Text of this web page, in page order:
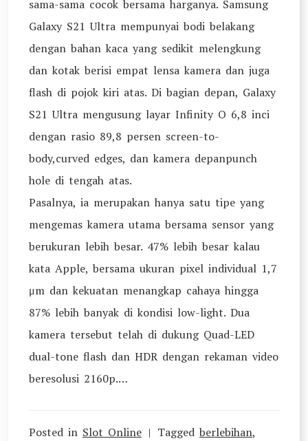
sama-sama cocok bersama harganya. Samsung
Galaxy S21 Ultra mempunyai bodi belakang
dengan bahan kaca yang sedikit melengkung
dan kotak berisi empat lensa kamera dan juga
flash di pojok kiri atas. Di bagian depan, Galaxy
S21 Ultra mengusung layar Infinity O 6,8 inci
dengan rasio 89,8 persen screen-to-
body,curved edges, dan kamera depanpunch
hole di tengah atas.
Pasalnya, ia merupakan hanya satu tipe yang
mengemas kamera utama bersama sensor yang
berukuran lebih besar. 47% lebih besar kalau
kata Apple, bersama ukuran pixel individual 1,7
μm dan kekuatan menangkap cahaya hingga
87% lebih banyak di kondisi low-light. Dua
kamera tersebut telah di dukung Quad-LED
dual-tone flash dan HDR dengan rekaman video
beresolusi 2160p.…
Posted in Slot Online Tagged berlebihan,